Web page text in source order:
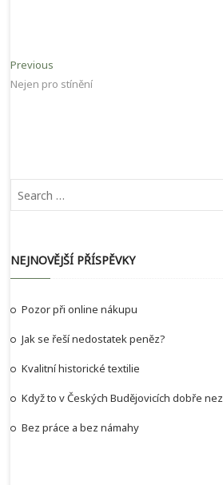
Navigace
pro
Previous
post:
Nejen pro stínění
NEJNOVĚJŠÍ PŘÍSPĚVKY
Pozor při online nákupu
Jak se řeší nedostatek peněz?
Kvalitní historické textilie
Když to v Českých Budějovicích dobře
Bez práce a bez námahy